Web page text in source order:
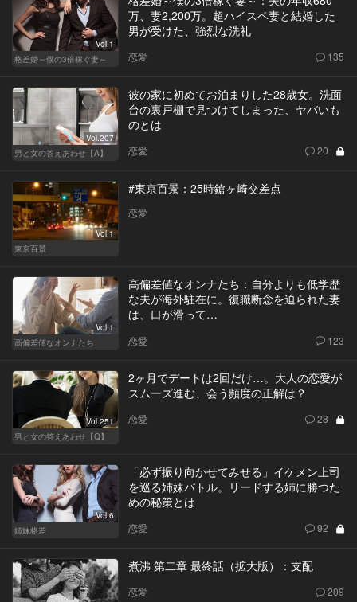
Vol.1
格差婚～僕の3倍稼ぐ妻～
万、妻2,200万。超ハイスペ妻と結婚した
男が受けた、強烈な洗礼
恋愛 135
Vol.207
男と女の答えあわせ【A】
彼の家に初めてお泊まりした28歳女。洗面
台の裏戸棚で見つけてしまった、ヤバいも
のとは
恋愛 20
Vol.1
東京百景
#東京百景：25時鎗ヶ崎交差点
恋愛
Vol.1
高偏差値なオンナたち
高偏差値なオンナたち：自分よりも低学歴
な夫が海外駐在に。復職断念を迫られた妻
は、口が滑って…
恋愛 123
Vol.251
男と女の答えあわせ【Q】
2ヶ月でデートは2回だけ…。大人の恋愛が
スムーズ進む、会う頻度の正解は？
恋愛 28
Vol.6
姉妹格差
「必ず振り向かせてみせる」イケメン上司
を巡る姉妹バトル。リードする姉に勝つた
めの秘策とは
恋愛 92
煮沸 第二章 最終話（拡大版）：支配
恋愛 209